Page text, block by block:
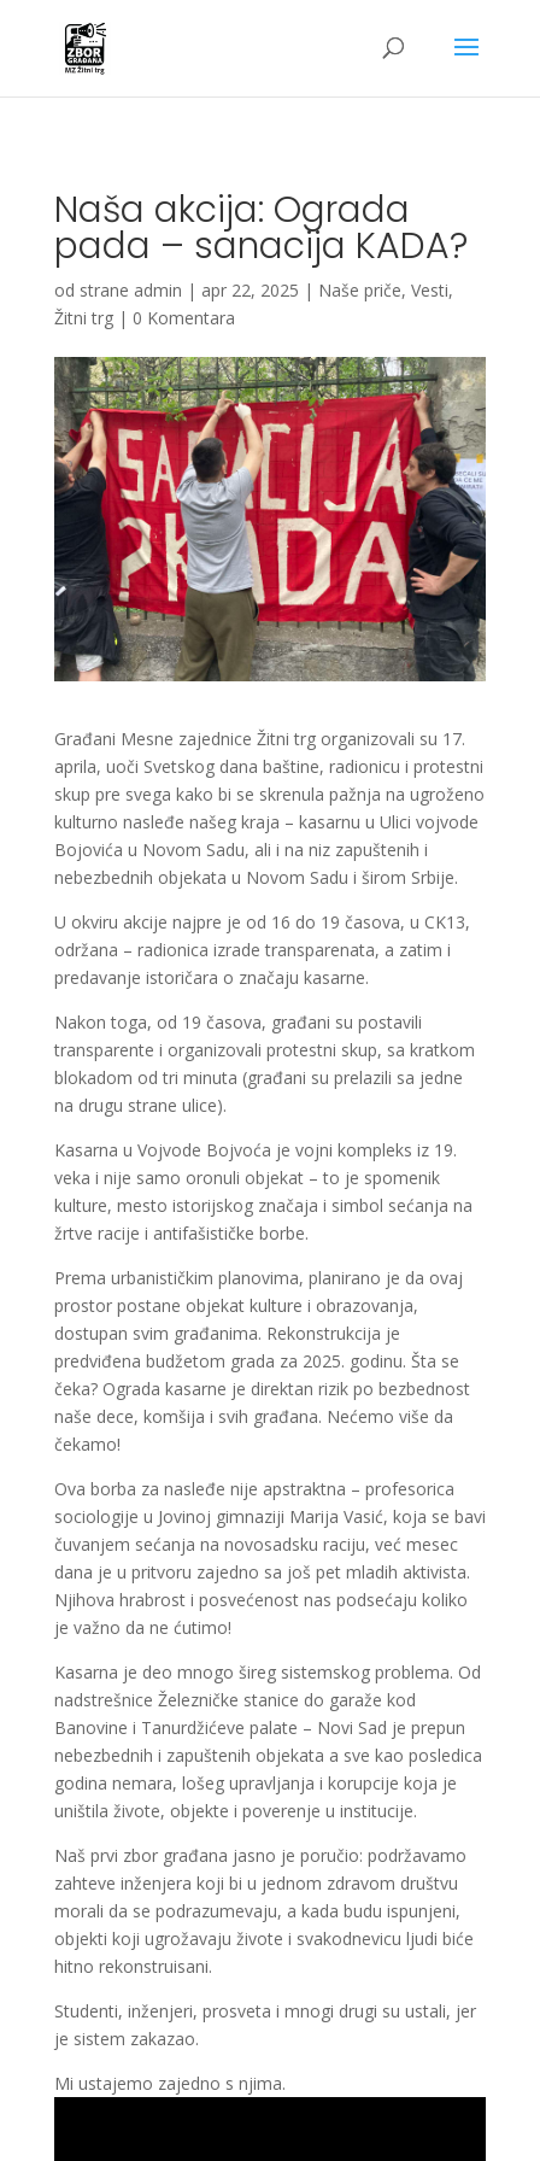
Naša akcija: Ograda
pada – sanacija KADA?
od strane admin | apr 22, 2025 | Naše priče, Vesti,
Žitni trg| 0 Komentara
Građani Mesne zajednice Žitni trg organizovali su 17.
aprila, uoči Svetskog dana baštine, radionicu i protestni
skup pre svega kako bi se skrenula pažnja na ugroženo
kulturno nasleđe našeg kraja – kasarnu u Ulici vojvode
Bojovića u Novom Sadu, ali i na niz zapuštenih i
nebezbednih objekata u Novom Sadu i širom Srbije.
U okviru akcije najpre je od 16 do 19 časova, u CK13,
održana – radionica izrade transparenata, a zatim i
predavanje istoričara o značaju kasarne.
Nakon toga, od 19 časova, građani su postavili
transparente i organizovali protestni skup, sa kratkom
blokadom od tri minuta (građani su prelazili sa jedne
na drugu strane ulice).
Kasarna u Vojvode Bojvoća je vojni kompleks iz 19.
veka i nije samo oronuli objekat – to je spomenik
kulture, mesto istorijskog značaja i simbol sećanja na
žrtve racije i antifašističke borbe.
Prema urbanističkim planovima, planirano je da ovaj
prostor postane objekat kulture i obrazovanja,
dostupan svim građanima. Rekonstrukcija je
predviđena budžetom grada za 2025. godinu. Šta se
čeka? Ograda kasarne je direktan rizik po bezbednost
naše dece, komšija i svih građana. Nećemo više da
čekamo!
Ova borba za nasleđe nije apstraktna – profesorica
sociologije u Jovinoj gimnaziji Marija Vasić, koja se bavi
čuvanjem sećanja na novosadsku raciju, već mesec
dana je u pritvoru zajedno sa još pet mladih aktivista.
Njihova hrabrost i posvećenost nas podsećaju koliko
je važno da ne ćutimo!
Kasarna je deo mnogo šireg sistemskog problema. Od
nadstrešnice Železničke stanice do garaže kod
Banovine i Tanurdžićeve palate – Novi Sad je prepun
nebezbednih i zapuštenih objekata a sve kao posledica
godina nemara, lošeg upravljanja i korupcije koja je
uništila živote, objekte i poverenje u institucije.
Naš prvi zbor građana jasno je poručio: podržavamo
zahteve inženjera koji bi u jednom zdravom društvu
morali da se podrazumevaju, a kada budu ispunjeni,
objekti koji ugrožavaju živote i svakodnevicu ljudi biće
hitno rekonstruisani.
Studenti, inženjeri, prosveta i mnogi drugi su ustali, jer
je sistem zakazao.
Mi ustajemo zajedno s njima.